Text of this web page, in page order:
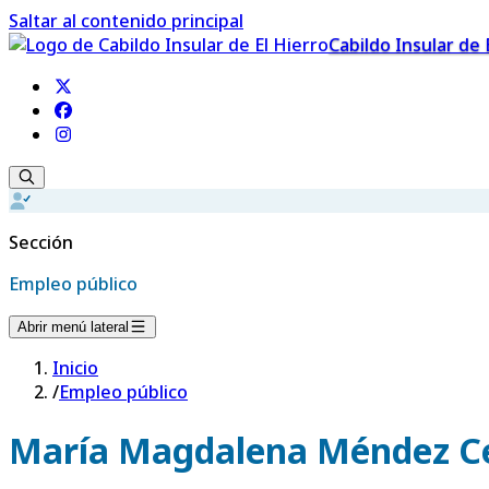
Saltar al contenido principal
Cabildo Insular de
Sección
Empleo público
Abrir menú lateral
Inicio
/Empleo público
María Magdalena Méndez